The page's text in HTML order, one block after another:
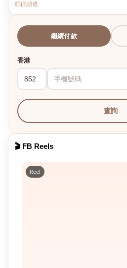
前往頻道
繼續付款
香港
查詢
🎬 FB Reels
Reel